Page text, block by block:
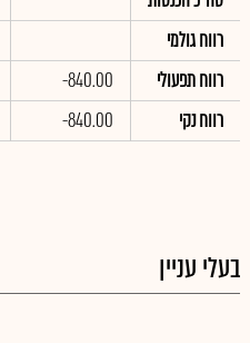
רווח גולמי
רווח תפעולי
-840.00
רווח נקי
-840.00
בעלי עניין